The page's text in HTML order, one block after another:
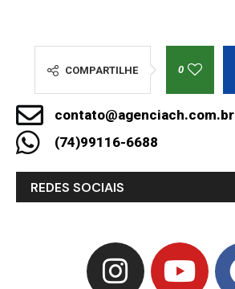
COMPARTILHE 0
contato@agenciach.com.br
(74)99116-6688
REDES SOCIAIS